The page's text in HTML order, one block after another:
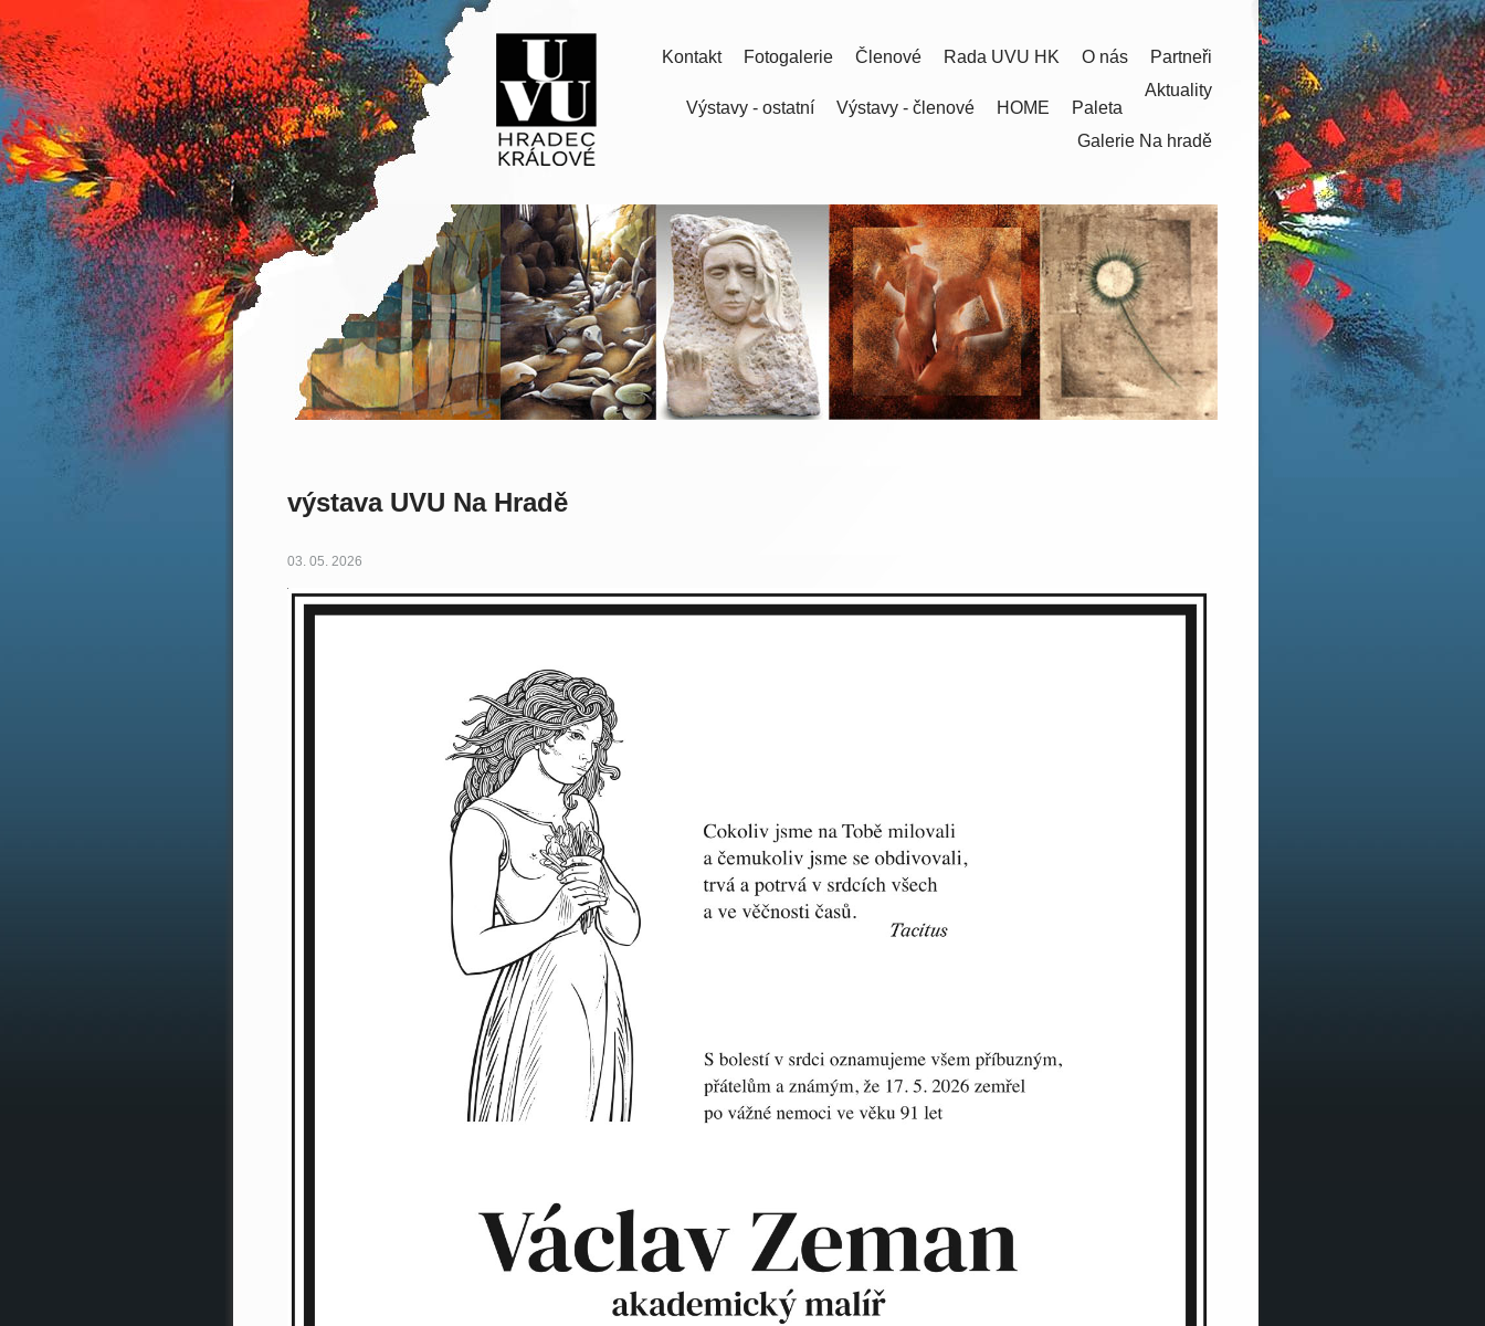
Partneři
O nás
Rada UVU HK
Členové
Fotogalerie
Kontakt
Aktuality
Paleta
HOME
Výstavy - členové
Výstavy - ostatní
Galerie Na hradě
výstava UVU Na Hradě
03. 05. 2026